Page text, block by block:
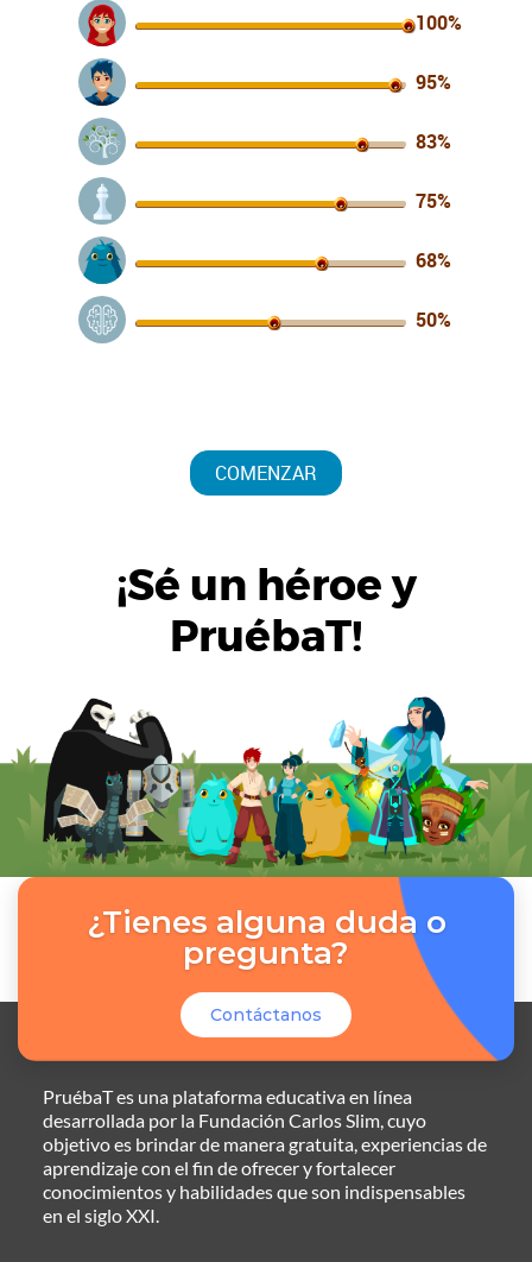
100%
95%
83%
75%
68%
50%
COMENZAR
¡Sé un héroe y
PruébaT!
¿Tienes alguna duda o
pregunta?
Contáctanos
PruébaT es una plataforma educativa en línea
desarrollada por la Fundación Carlos Slim, cuyo
objetivo es brindar de manera gratuita, experiencias de
aprendizaje con el fin de ofrecer y fortalecer
conocimientos y habilidades que son indispensables
en el siglo XXI.